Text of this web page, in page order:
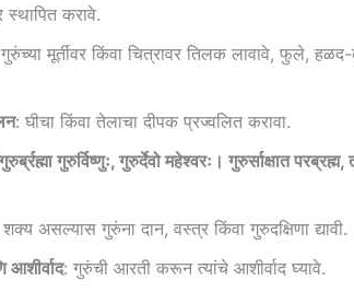
स्थापित करावे.
मूर्तीवर किंवा चित्रावर तिलक लावावे, फुले,
: घीचा किंवा तेलाचा दीपक प्रज्वलित करावा.
गुरुर्विष्णुः, गुरुर्देवो महेश्वरः। गुरुर्साक्षात
असल्यास गुरुंना दान, वस्त्र किंवा गुरुदक्षिणा द्यावी.
: गुरुंची आरती करून त्यांचे आशीर्वाद घ्यावे.